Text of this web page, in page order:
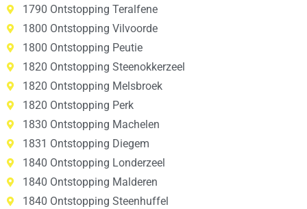
1790 Ontstopping Teralfene
1800 Ontstopping Vilvoorde
1800 Ontstopping Peutie
1820 Ontstopping Steenokkerzeel
1820 Ontstopping Melsbroek
1820 Ontstopping Perk
1830 Ontstopping Machelen
1831 Ontstopping Diegem
1840 Ontstopping Londerzeel
1840 Ontstopping Malderen
1840 Ontstopping Steenhuffel